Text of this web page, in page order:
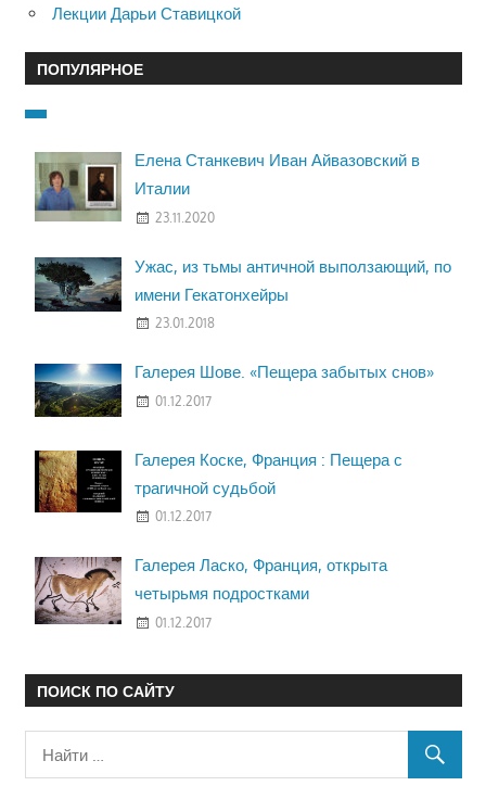
Лекции Дарьи Ставицкой
ПОПУЛЯРНОЕ
Елена Станкевич Иван Айвазовский в
Италии
23.11.2020
Ужас, из тьмы античной выползающий, по
имени Гекатонхейры
23.01.2018
Галерея Шове. «Пещера забытых снов»
01.12.2017
Галерея Коске, Франция : Пещера с
трагичной судьбой
01.12.2017
Галерея Ласко, Франция, открыта
четырьмя подростками
01.12.2017
ПОИСК ПО САЙТУ